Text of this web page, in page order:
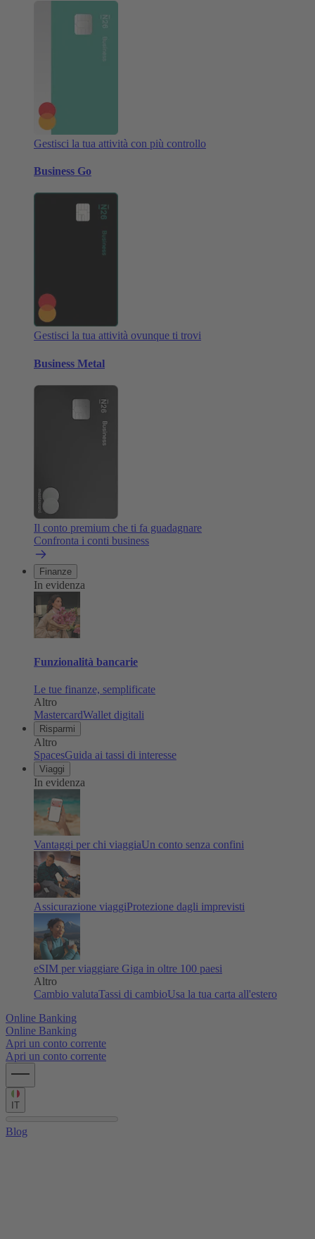
Gestisci la tua attività con più controllo
Business Go
Gestisci la tua attività ovunque ti trovi
Business Metal
Il conto premium che ti fa guadagnare
Confronta i conti business
Finanze
In evidenza
Funzionalità bancarie
Le tue finanze, semplificate
Altro
MastercardWallet digitali
Risparmi
Altro
SpacesGuida ai tassi di interesse
Viaggi
In evidenza
Vantaggi per chi viaggiaUn conto senza confini
Assicurazione viaggiProtezione dagli imprevisti
eSIM per viaggiare Giga in oltre 100 paesi
Altro
Cambio valutaTassi di cambioUsa la tua carta all'estero
Online Banking
Online Banking
Apri un conto corrente
Apri un conto corrente
IT
Blog